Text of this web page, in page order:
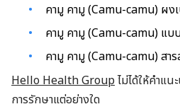
คามู คามู (Camu-camu) ผง
คามู คามู (Camu-camu) แบ
คามู คามู (Camu-camu) สา
Hello Health Group ไม่ได้ให้คำแ
การรักษาแต่อย่างใด